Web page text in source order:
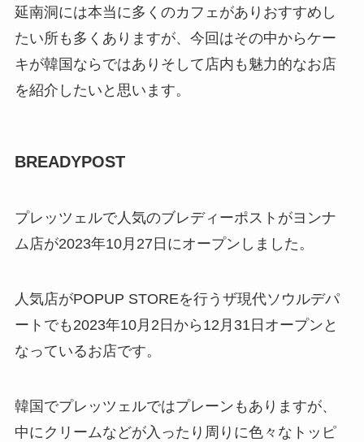
延南洞には本当に多くのカフェがありおすすめし
たい所も多くありますが、今回はその中からケー
キが韓国ならではありそして店内も魅力的なお店
を紹介したいと思います。
BREADYPOST
プレッツェルで人気のブレディーポストがヨンナ
ム店が2023年10月27日にオープンしました。
人気店がPOPUP STOREを行うザ現代ソウルデパ
ートでも2023年10月2日から12月31日オープンと
なっているお店です。
韓国でプレッツェルではプレーンもありますが、
中にクリームなどが入ったり周りに色々なトッピ